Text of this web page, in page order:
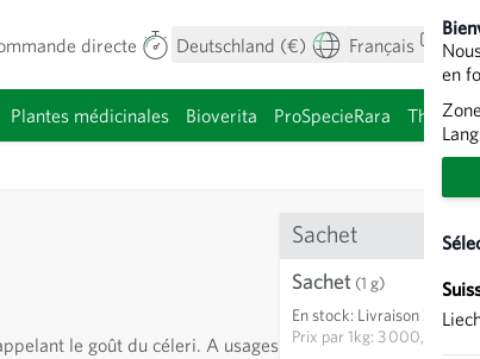
directe Deutschland (€) Français
Plantes médicinales Bioverita ProSpecieRara Thèmes
en
le goût du céleri. A usages
Sachet
Sachet (1 g)
En stock: Livraison 3-5
Prix par1kg: 3 000,00 €